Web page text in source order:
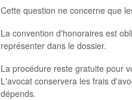
Cette question ne concerne que
La convention d'honoraires est
représenter dans le dossier.
La procédure reste gratuite pour
L'avocat conservera les frais
dépends.